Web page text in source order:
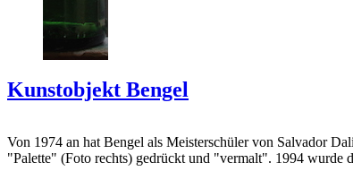
Kunstobjekt Bengel
Von 1974 an hat Bengel als Meisterschüler von Salvador
"Palette" (Foto rechts) gedrückt und "vermalt". 1994 wurde